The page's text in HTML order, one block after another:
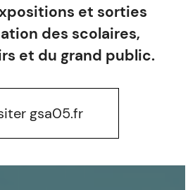
et sorties
des scolaires,
et du grand public.
gsa05.fr